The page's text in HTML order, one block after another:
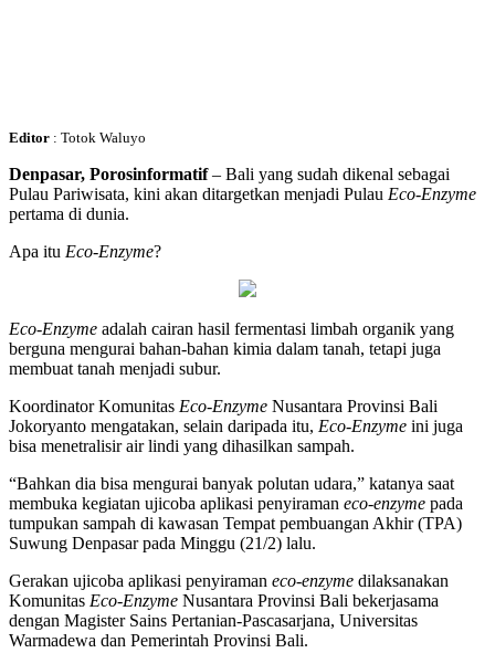
Editor : Totok Waluyo
Denpasar, Porosinformatif– Bali yang sudah dikenal sebagai
Pulau Pariwisata, kini akan ditargetkan menjadi Pulau Eco-Enzyme
pertama di dunia.
Apa itu Eco-Enzyme?
Eco-Enzyme adalah cairan hasil fermentasi limbah organik yang
berguna mengurai bahan-bahan kimia dalam tanah, tetapi juga
membuat tanah menjadi subur.
Koordinator Komunitas Eco-Enzyme Nusantara Provinsi Bali
Jokoryanto mengatakan, selain daripada itu, Eco-Enzyme ini juga
bisa menetralisir air lindi yang dihasilkan sampah.
“Bahkan dia bisa mengurai banyak polutan udara,” katanya saat
membuka kegiatan ujicoba aplikasi penyiraman eco-enzyme pada
tumpukan sampah di kawasan Tempat pembuangan Akhir (TPA)
Suwung Denpasar pada Minggu (21/2) lalu.
Gerakan ujicoba aplikasi penyiraman eco-enzyme dilaksanakan
Komunitas Eco-Enzyme Nusantara Provinsi Bali bekerjasama
dengan Magister Sains Pertanian-Pascasarjana, Universitas
Warmadewa dan Pemerintah Provinsi Bali.